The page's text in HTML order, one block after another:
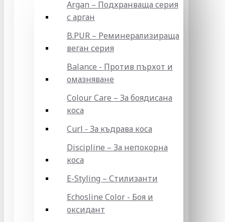
Argan – Подхранваща серия
с арган
B.PUR – Реминерализираща
веган серия
Balance - Против пърхот и
омазняване
Colour Care – За боядисана
коса
Curl - За къдрава коса
Discipline – За непокорна
коса
E-Styling – Стилизанти
Echosline Color - Боя и
оксидант